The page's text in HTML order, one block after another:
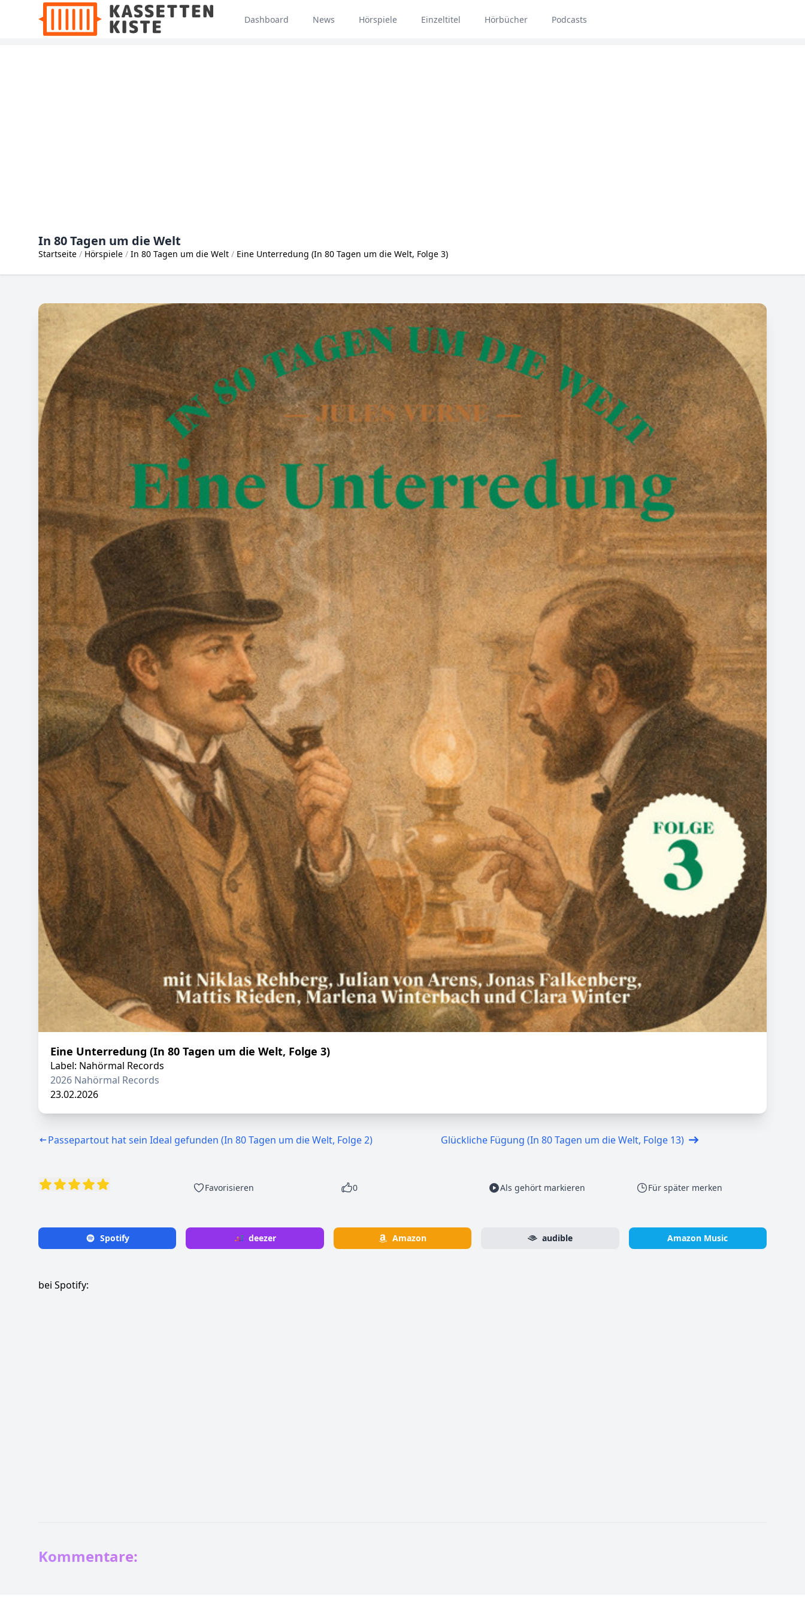
Dashboard News Hörspiele Einzeltitel Hörbücher Podcasts
In 80 Tagen um die Welt
Startseite Hörspiele In 80 Tagen um die Welt Eine Unterredung (In 80 Tagen um die Welt, Folge 3)
Eine Unterredung (In 80 Tagen um die Welt, Folge 3)
Label: Nahörmal Records
2026 Nahörmal Records
23.02.2026
Passepartout hat sein Ideal gefunden (In 80 Tagen um die Welt, Folge 2) Glückliche Fügung (In 80 Tagen um die Welt, Folge 13)
Favorisieren 0 Als gehört markieren Für später merken
Spotify deezer Amazon audible Amazon Music
bei Spotify:
Kommentare: